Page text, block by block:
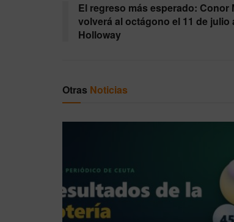
El regreso más esperado: Conor
volverá al octágono el 11 de julio
Holloway
Otras Noticias